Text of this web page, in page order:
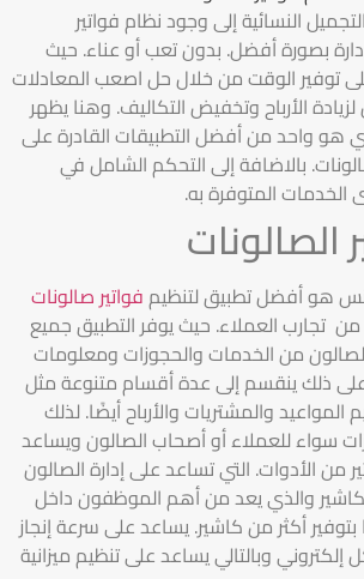
النسائية إلى وجود نظام فواتير
بصورة أفضل. بدون تعب أو عناء. حيث
توفير الوقت من خلال حل اصعب المعادلات
الأرباح وتخفيض التكاليف. وهنا يظهر
هو واحد من أفضل التطبيقات القادرة على
بالاضافة إلى التحكم الشامل في
المتوفرة به.
الصالونات
هو أفضل تطبيق لتنظيمفواتير صالونات
تجارب العملاء. حيث يوفر التطبيق جميع
من الخدمات والحجوزات ومعلومات
على ذلك ينقسم إلى عدة أقسام متنوعة مثل
والمشتريات والأرباح أيضًا. لذلك
سواء للعملاء أو أصحاب الصالون ويساعد
من الأدوات. التي تساعد على إدارة الصالون
والذي يعد من أهم الموظفون داخل
بتوفير أكثر من كاشير. يساعد على سرعة إنجاز
وبالتالي يساعد على تنظيم ميزانية